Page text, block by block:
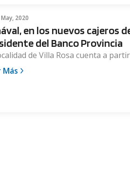
2020
en los nuevos cajeros
del Banco Provincia
de Villa Rosa cuenta a
Más